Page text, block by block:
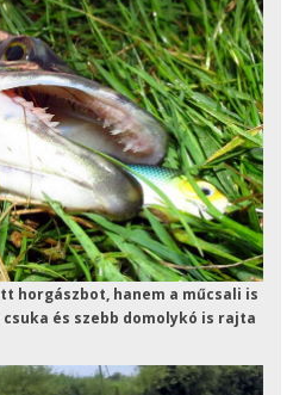
horgászbot, hanem a műcsali is
és szebb domolykó is rajta